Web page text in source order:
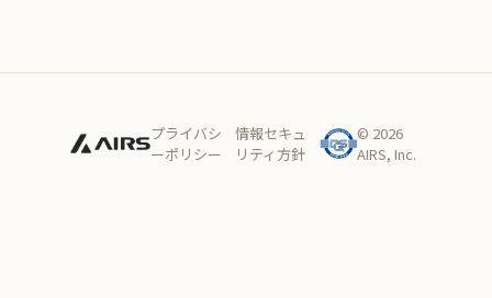
プライバシ
ーポリシー
情報セキュ
リティ方針
© 2026
AIRS, Inc.